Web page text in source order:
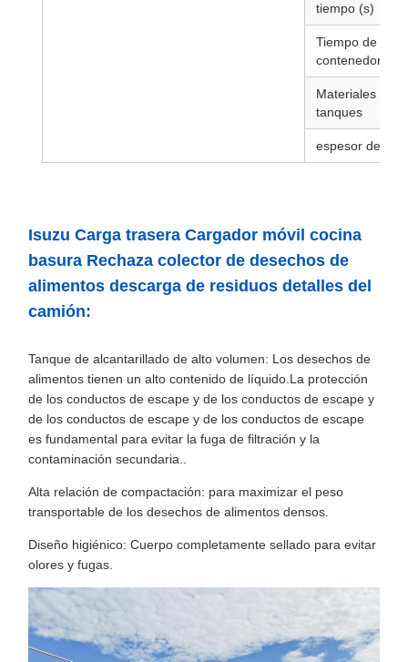
tiempo (s)
Tiempo de
contenedor
Materiales de
tanques
espesor de la
Isuzu Carga trasera Cargador móvil cocina
basura Rechaza colector de desechos de
alimentos descarga de residuos detalles del
camión:
Tanque de alcantarillado de alto volumen: Los desechos de
alimentos tienen un alto contenido de líquido.La protección
de los conductos de escape y de los conductos de escape y
de los conductos de escape y de los conductos de escape
es fundamental para evitar la fuga de filtración y la
contaminación secundaria..
Alta relación de compactación: para maximizar el peso
transportable de los desechos de alimentos densos.
Diseño higiénico: Cuerpo completamente sellado para evitar
olores y fugas.